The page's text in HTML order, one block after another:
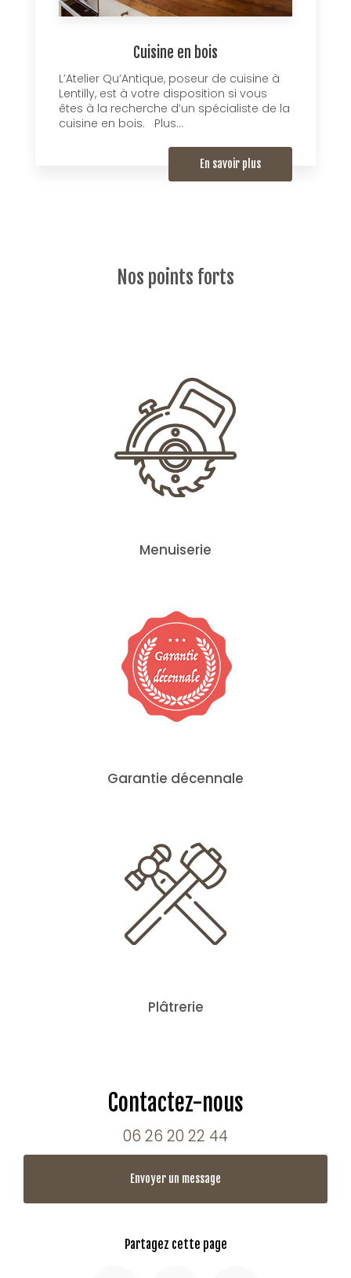
Cuisine en bois
L’Atelier Qu’Antique, poseur de cuisine à
Lentilly, est à votre disposition si vous
êtes à la recherche d’un spécialiste de la
cuisine en bois. Plus...
En savoir plus
Nos points forts
Menuiserie
Garantie décennale
Plâtrerie
Contactez-nous
06 26 20 22 44
Envoyer un message
Partagez cette page